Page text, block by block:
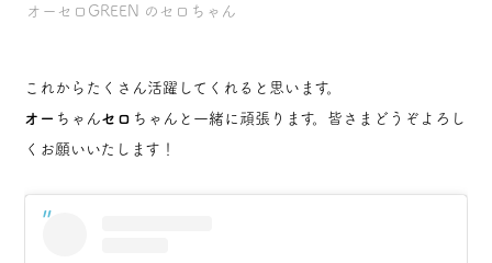
オーセロGREEN のセロちゃん
これからたくさん活躍してくれると思います。
オー ちゃんセロ ちゃんと一緒に頑張ります。皆さまどうぞよろし
くお願いいたします！